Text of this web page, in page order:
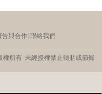
告與合作∣聯絡我們
所有 未經授權禁止轉貼或節錄